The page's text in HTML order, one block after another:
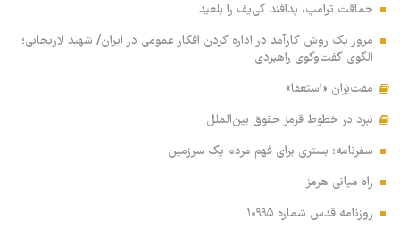
حماقت ترامپ، پدافند کی‌یف را بلعید
مرور یک روش کارآمد در اداره کردن افکار عمومی در ایران/ شهید لاریجانی؛
الگوی گفت‌وگوی راهبردی
مفت‌بَران «استعفا»
نبرد در خطوط قرمز حقوق بین‌الملل
سفرنامه؛ بستری برای فهم مردم یک سرزمین
راه میانی هرمز
روزنامه قدس شماره ۱۰۹۹۵